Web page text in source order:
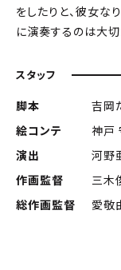
をしたりと、彼女な
に演奏するのは大切
スタッフ
脚本
吉岡
絵コンテ
神戸
演出
河野
作画監督
三木
総作画監督
愛敬